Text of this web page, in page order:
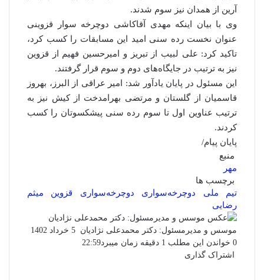
آرین از همدان نیز سوم شدند.
وی با بیان اینکه مهدی آقاکاشی دوچرخه سوار قزوینی
عنوان نخست رده سنی امید این مسابقات را کسب کرد،
تاکید کرد: علی لبیب از تبریز و امیرحسین فهیم از قزوین
نیز به ترتیب در جایگاه‌های دوم و سوم قرار گرفتند.
این مسئول در پایان یادآور شد: امیر عراقی از البرز، بهروز
قاسمیان از گلستان و مرتضی بهرامدخت از کیش نیز به
ترتیب عناوین اول تا سوم رده سنی پیشکسوتان را کسب
کردند.
پایان پیام/
منبع
مهر
برچسب ها
تیم ملی دوچرخه‌سواری
دوچرخه‌سواری قزوین
میثم
رضایی
موسس و مدیرمسئول: دکتر محمدعلی نژادیان ارسال
5 خرداد 1402
22:59
0 خواندن این مطلب 1 دقیقه زمان میبرد
اشتراک گذاری